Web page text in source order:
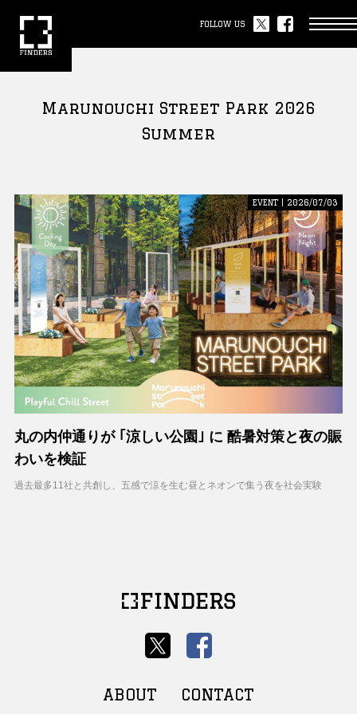
FOLLOW US
Marunouchi Street Park 2026
Summer
EVENT | 2026/07/03
丸の内仲通りが ｢涼しい公園｣ に 酷暑対策と夜の賑
わいを検証
過去最多11社と共創し、五感で涼を生む昼とネオンで集う夜を社会実験
ABOUT CONTACT